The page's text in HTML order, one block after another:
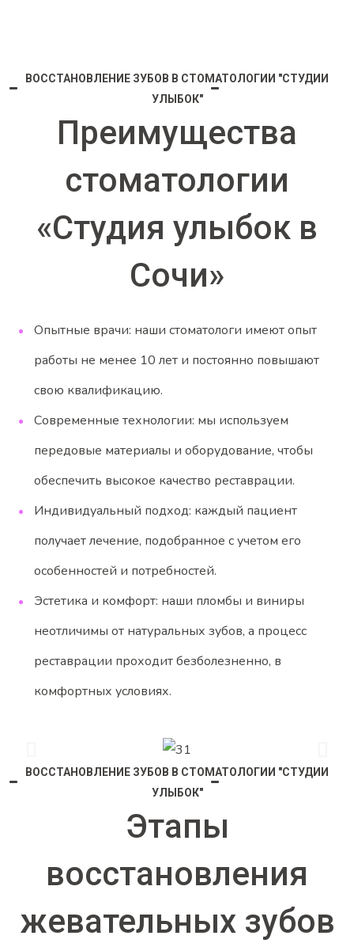
ВОССТАНОВЛЕНИЕ ЗУБОВ В СТОМАТОЛОГИИ "СТУДИИ
УЛЫБОК"
Преимущества
стоматологии
«Студия улыбок в
Сочи»
Опытные врачи: наши стоматологи имеют опыт
работы не менее 10 лет и постоянно повышают
свою квалификацию.
Современные технологии: мы используем
передовые материалы и оборудование, чтобы
обеспечить высокое качество реставрации.
Индивидуальный подход: каждый пациент
получает лечение, подобранное с учетом его
особенностей и потребностей.
Эстетика и комфорт: наши пломбы и виниры
неотличимы от натуральных зубов, а процесс
реставрации проходит безболезненно, в
комфортных условиях.
ВОССТАНОВЛЕНИЕ ЗУБОВ В СТОМАТОЛОГИИ "СТУДИИ
УЛЫБОК"
Этапы
восстановления
жевательных зубов